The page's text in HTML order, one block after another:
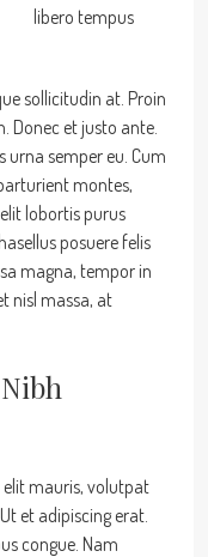
libero tempus
sollicitudin at. Proin
Donec et justo ante.
urna semper eu. Cum
montes,
lobortis purus
posuere felis
magna, tempor in
nisl massa, at
elit mauris, volutpat
et adipiscing erat.
congue. Nam